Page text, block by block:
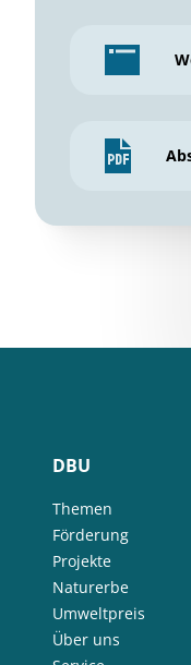
DBU
Themen
Förderung
Projekte
Naturerbe
Umweltpreis
Über uns